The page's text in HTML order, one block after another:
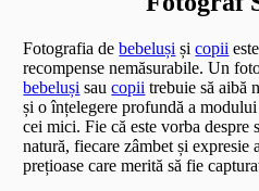
Fotografia debebeluși șicopii
recompense nemăsurabile. Un
bebeluși saucopii trebuie să aibă
și o înțelegere profundă a
cei mici. Fie că este vorba despre
natură, fiecare zâmbet și expresie
prețioase care merită să fie